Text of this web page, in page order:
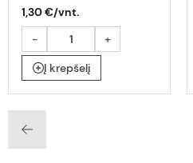
1,30 €/vnt.
-
+
Į krepšelį